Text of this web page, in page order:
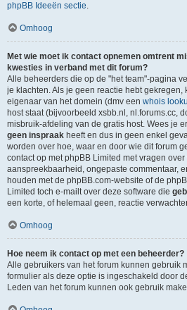
phpBB Ideeën sectie.
Omhoog
Met wie moet ik contact opnemen omtrent
kwesties in verband met dit forum?
Alle beheerders die op de "het team"-pagina
je klachten. Als je geen reactie hebt gekregen,
eigenaar van het domein (dmv een whois
host staat (bijvoorbeeld xsbb.nl, nl.forums.cc,
misbruik-afdeling van de gratis host. Wees je
geen inspraak heeft en dus in geen enkel
worden over hoe, waar en door wie dit forum
contact op met phpBB Limited met vragen
aanspreekbaarheid, ongepaste commentaar,
houden met de phpBB.com-website of de
Limited toch e-mailt over deze software die
een korte, of helemaal geen, reactie
Omhoog
Hoe neem ik contact op met een beheerder?
Alle gebruikers van het forum kunnen gebruik
formulier als deze optie is ingeschakeld door
Leden van het forum kunnen ook gebruik